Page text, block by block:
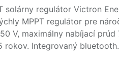
solárny regulátor Victron
MPPT regulátor pre
V, maximálny nabíjací prúd
rokov. Integrovaný bluetooth.